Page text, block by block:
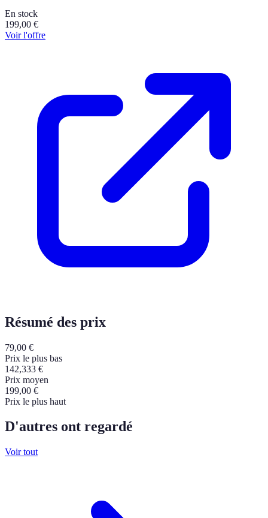
En stock
199,00 €
Voir l'offre
Résumé des prix
79,00 €
Prix le plus bas
142,333 €
Prix moyen
199,00 €
Prix le plus haut
D'autres ont regardé
Voir tout